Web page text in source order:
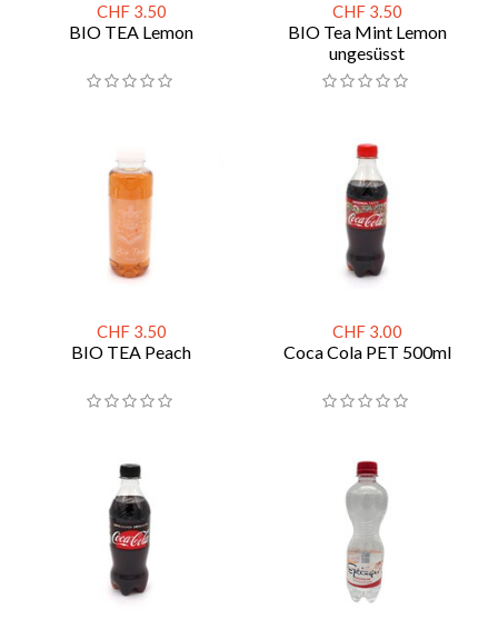
CHF 3.50
BIO TEA Lemon
CHF 3.50
BIO Tea Mint Lemon
ungesüsst
CHF 3.50
BIO TEA Peach
CHF 3.00
Coca Cola PET 500ml